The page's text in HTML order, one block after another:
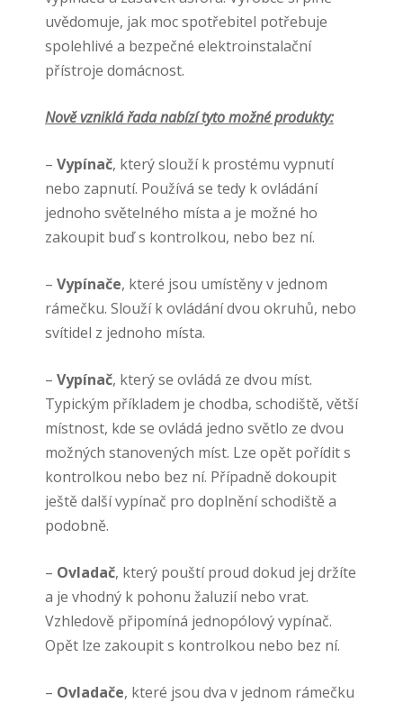
uvědomuje, jak moc spotřebitel potřebuje
spolehlivé a bezpečné elektroinstalační
přístroje domácnost.
Nově vzniklá řada nabízí tyto možné produkty:
– Vypínač, který slouží k prostému vypnutí
nebo zapnutí. Používá se tedy k ovládání
jednoho světelného místa a je možné ho
zakoupit buď s kontrolkou, nebo bez ní.
– Vypínače, které jsou umístěny v jednom
rámečku. Slouží k ovládání dvou okruhů, nebo
svítidel z jednoho místa.
– Vypínač, který se ovládá ze dvou míst.
Typickým příkladem je chodba, schodiště, větší
místnost, kde se ovládá jedno světlo ze dvou
možných stanovených míst. Lze opět pořídit s
kontrolkou nebo bez ní. Případně dokoupit
ještě další vypínač pro doplnění schodiště a
podobně.
– Ovladač, který pouští proud dokud jej držíte
a je vhodný k pohonu žaluzií nebo vrat.
Vzhledově připomíná jednopólový vypínač.
Opět lze zakoupit s kontrolkou nebo bez ní.
– Ovladače, které jsou dva v jednom rámečku